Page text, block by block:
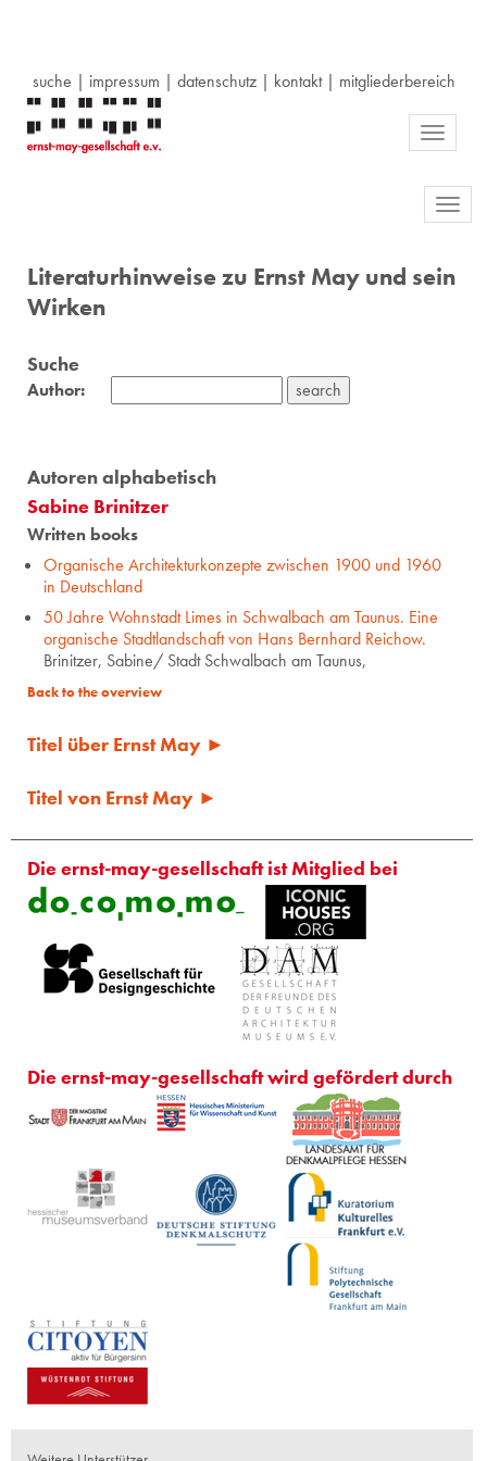
suche | impressum | datenschutz| kontakt| mitgliederbereich
Toggle
Literaturhinweise zu Ernst May und sein
Wirken
Suche
Author:
Autoren alphabetisch
Sabine Brinitzer
Written books
Organische Architekturkonzepte zwischen 1900 und 1960
in Deutschland
50 Jahre Wohnstadt Limes in Schwalbach am Taunus. Eine
organische Stadtlandschaft von Hans Bernhard Reichow.
Brinitzer, Sabine/ Stadt Schwalbach am Taunus,
Back to the overview
Titel über Ernst May ►
Titel von Ernst May ►
Die ernst-may-gesellschaft ist Mitglied bei
Die ernst-may-gesellschaft wird gefördert durch